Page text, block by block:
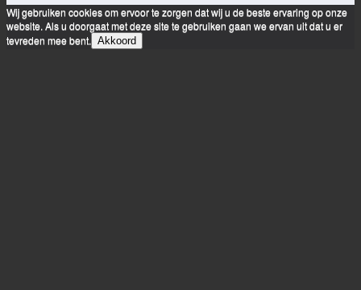
Wij gebruiken cookies om ervoor te zorgen dat wij u de beste ervaring op onze
website. Als u doorgaat met deze site te gebruiken gaan we ervan uit dat u er
tevreden mee bent. Akkoord